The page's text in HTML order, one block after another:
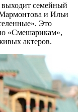
выходит семейный
и Ильи
Это
«Смешарикам»,
актеров.